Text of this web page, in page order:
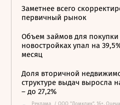
Заметнее всего
первичный рынок
Объем займов для
новостройках упал на
месяц
Доля вторичной
структуре выдач выросла
– до 27,2%